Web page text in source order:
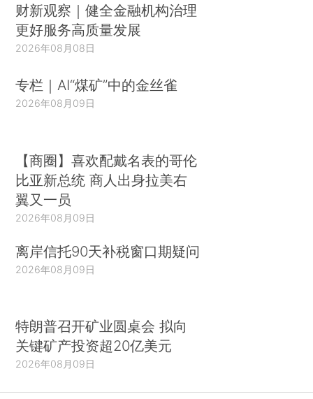
财新观察｜健全金融机构治理
更好服务高质量发展
2026年08月08日
专栏｜AI“煤矿”中的金丝雀
2026年08月09日
【商圈】喜欢配戴名表的哥伦
比亚新总统 商人出身拉美右
翼又一员
2026年08月09日
离岸信托90天补税窗口期疑问
2026年08月09日
特朗普召开矿业圆桌会 拟向
关键矿产投资超20亿美元
2026年08月09日